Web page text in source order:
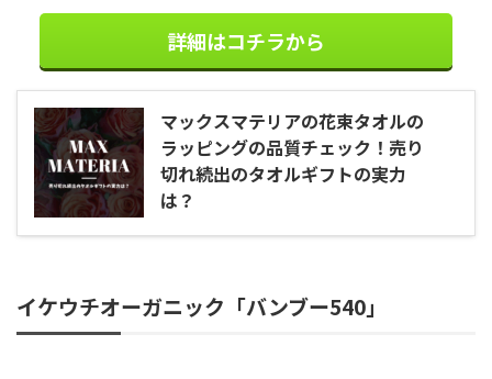
詳細はコチラから
マックスマテリアの花束タオルの
ラッピングの品質チェック！売り
切れ続出のタオルギフトの実力
は？
イケウチオーガニック「バンブー540」